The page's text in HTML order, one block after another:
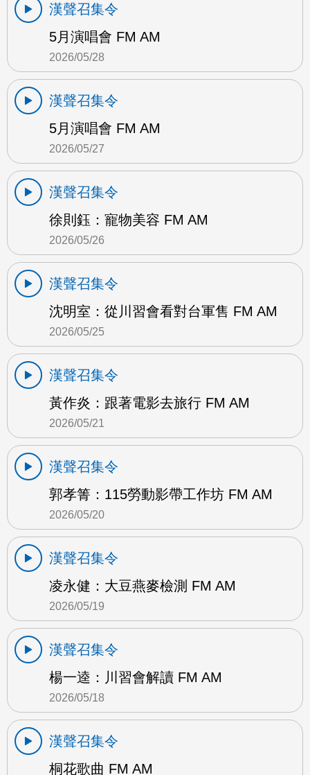
漢聲召集令
5月演唱會 FM AM
2026/05/28
漢聲召集令
5月演唱會 FM AM
2026/05/27
漢聲召集令
徐則鈺：寵物美容 FM AM
2026/05/26
漢聲召集令
沈明室：從川習會看對台軍售 FM AM
2026/05/25
漢聲召集令
黃作炎：跟著電影去旅行 FM AM
2026/05/21
漢聲召集令
郭孝箐：115勞動影帶工作坊 FM AM
2026/05/20
漢聲召集令
凌永健：大豆燕麥檢測 FM AM
2026/05/19
漢聲召集令
楊一逵：川習會解讀 FM AM
2026/05/18
漢聲召集令
桐花歌曲 FM AM